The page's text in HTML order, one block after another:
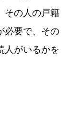
その人の戸籍
必要で、その
人がいるかを